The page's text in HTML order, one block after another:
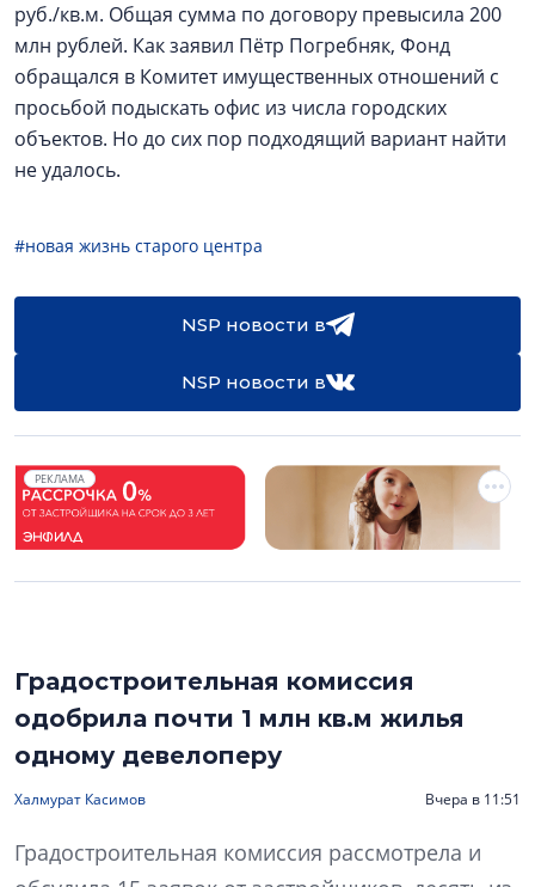
руб./кв.м. Общая сумма по договору превысила 200
млн рублей. Как заявил Пётр Погребняк, Фонд
обращался в Комитет имущественных отношений с
просьбой подыскать офис из числа городских
объектов. Но до сих пор подходящий вариант найти
не удалось.
#новая жизнь старого центра
NSP новости в
NSP новости в
РЕКЛАМА
Градостроительная комиссия
одобрила почти 1 млн кв.м жилья
одному девелоперу
Халмурат Касимов Вчера в 11:51
Градостроительная комиссия рассмотрела и